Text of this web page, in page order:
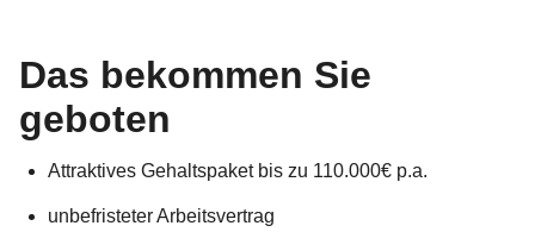
Das bekommen Sie
geboten
Attraktives Gehaltspaket bis zu 110.000€ p.a.
unbefristeter Arbeitsvertrag